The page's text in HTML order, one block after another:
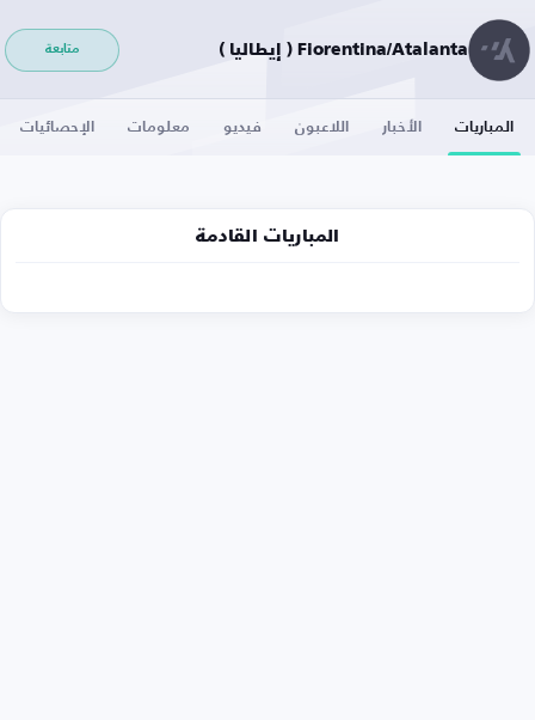
Fiorentina/Atalanta ( إيطاليا ) متابعة
المباريات الأخبار اللاعبون فيديو معلومات الإحصائيات
المباريات القادمة